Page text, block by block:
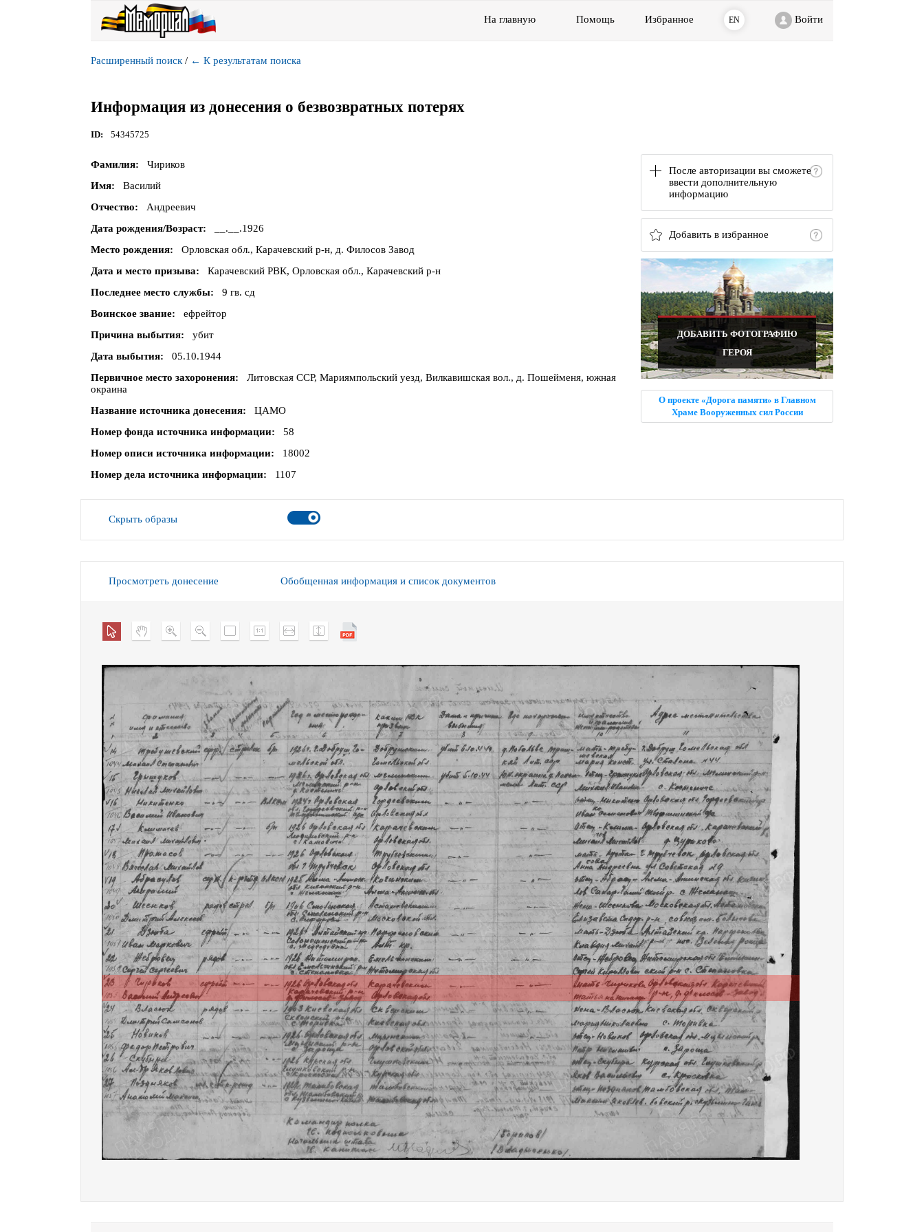
На главную Помощь Избранное EN Войти
Расширенный поиск / ← К результатам поиска
Информация из донесения о безвозвратных потерях
ID 54345725
После авторизации вы сможете
ввести дополнительную
информацию
Добавить в избранное
ДОБАВИТЬ ФОТОГРАФИЮ
ГЕРОЯ
О проекте «Дорога памяти» в Главном
Храме Вооруженных сил России
Фамилия
Чириков
Имя
Василий
Отчество
Андреевич
Дата рождения/Возраст
__.__.1926
Место рождения
Орловская обл., Карачевский р-н, д. Филосов Завод
Дата и место призыва
Карачевский РВК, Орловская обл., Карачевский р-н
Последнее место службы
9 гв. сд
Воинское звание
ефрейтор
Причина выбытия
убит
Дата выбытия
05.10.1944
Первичное место захоронения
Литовская ССР, Мариямпольский уезд, Вилкавишская вол., д. Пошейменя, южная
окраина
Название источника донесения
ЦАМО
Номер фонда источника информации
58
Номер описи источника информации
18002
Номер дела источника информации
1107
Скрыть образы
Просмотреть донесение Обобщенная информация и список документов